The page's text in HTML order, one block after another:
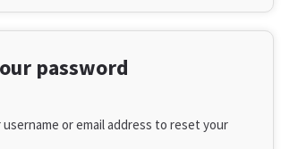
password
or email address to reset your